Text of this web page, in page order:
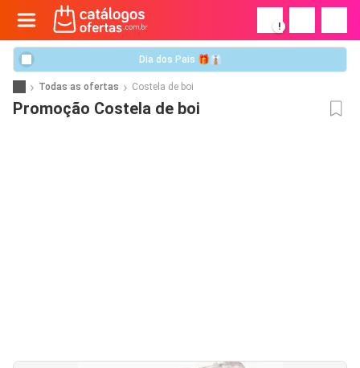
!
Dia dos Pais 🎁👔
Todas as ofertas Costela de boi
Promoção Costela de boi